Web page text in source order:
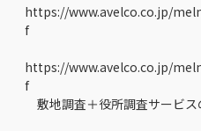
https://www.avelco.co.jp/
f
https://www.avelco.co.jp/
f
敷地調査＋役所調査サービ